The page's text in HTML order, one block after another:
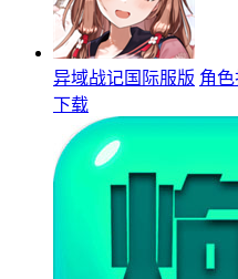
异域战记国际服版 角
下载